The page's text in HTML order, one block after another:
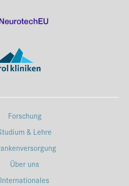
Forschung
& Lehre
Über uns
Internationales